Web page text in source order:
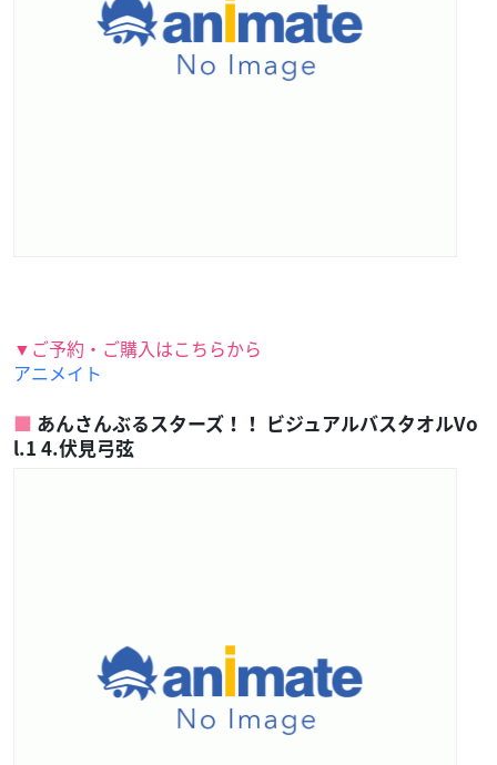
▼ご予約・ご購入はこちらから
アニメイト
あんさんぶるスターズ！！ ビジュアルバスタオルVo
l.1 4.伏見弓弦